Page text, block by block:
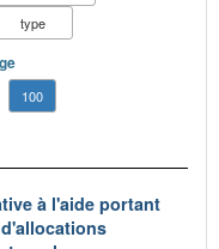
type
100
à l'aide portant